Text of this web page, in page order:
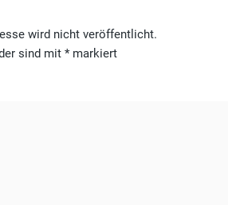
wird nicht veröffentlicht.
sind mit *markiert